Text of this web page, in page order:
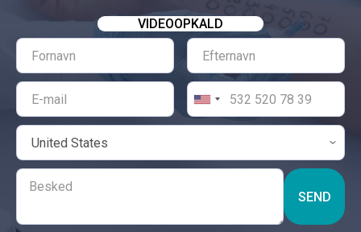
VIDEOOPKALD
SEND